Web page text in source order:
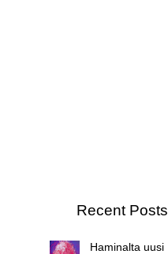
Recent Posts
Haminalta uusi